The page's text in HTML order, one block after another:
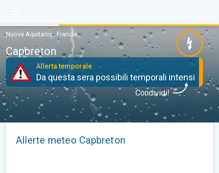
Nuova Aquitania · Francia
Capbreton
Allerta temporale
Da questa sera possibili temporali intensi
Condividi!
Allerte meteo Capbreton